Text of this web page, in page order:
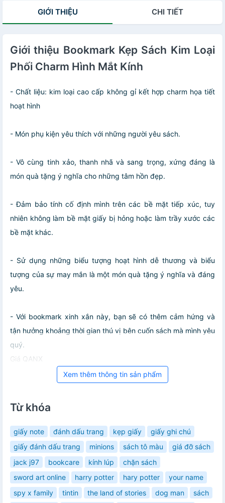
GIỚI THIỆU CHI TIẾT
Giới thiệu Bookmark Kẹp Sách Kim Loại
Phối Charm Hình Mắt Kính
- Chất liệu: kim loại cao cấp không gỉ kết hợp charm họa tiết
hoạt hình
- Món phụ kiện yêu thích với những người yêu sách.
- Vô cùng tinh xảo, thanh nhã và sang trọng, xứng đáng là
món quà tặng ý nghĩa cho những tâm hồn đẹp.
- Đảm bảo tính cố định mình trên các bề mặt tiếp xúc, tuy
nhiên không làm bề mặt giấy bị hỏng hoặc làm trầy xước các
bề mặt khác.
- Sử dụng những biểu tượng hoạt hình dễ thương và biểu
tượng của sự may mắn là một món quà tặng ý nghĩa và đáng
yêu.
- Với bookmark xinh xắn này, bạn sẽ có thêm cảm hứng và
tận hưởng khoảng thời gian thú vị bên cuốn sách mà mình yêu
quý.
Giá QANX
Xem thêm thông tin sản phẩm
Từ khóa
giấy note đánh dấu trang kẹp giấy
giấy ghi chú
giấy đánh dấu trang
minions sách tô màu
giá đỡ sách
jack j97
bookcare kính lúp
chặn sách
sword art online
harry potter hary potter
your name
spy x family
tintin the land of stories dog man
sách